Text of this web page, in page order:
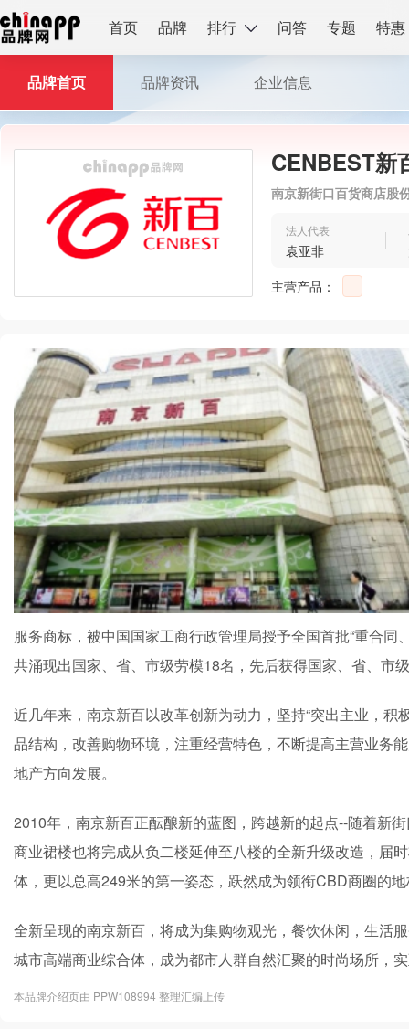
首页 品牌 排行 问答 专题 特惠
CENBEST新
南京新街口百货商店股
法人代表
袁亚非
主营产品：
品牌首页 品牌资讯 企业信息
服务商标，被中国国家工商行政管理局授予全国首批“重合同
共涌现出国家、省、市级劳模18名，先后获得国家、省、市
近几年来，南京新百以改革创新为动力，坚持“突出主业，
品结构，改善购物环境，注重经营特色，不断提高主营业务
地产方向发展。
2010年，南京新百正酝酿新的蓝图，跨越新的起点--随着新
商业裙楼也将完成从负二楼延伸至八楼的全新升级改造，届
体，更以总高249米的第一姿态，跃然成为领衔CBD商圈的
全新呈现的南京新百，将成为集购物观光，餐饮休闲，生活
城市高端商业综合体，成为都市人群自然汇聚的时尚场所，
本品牌介绍页由 PPW108994 整理汇编上传